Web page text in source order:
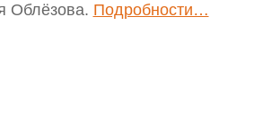
Облёзова. Подробности…